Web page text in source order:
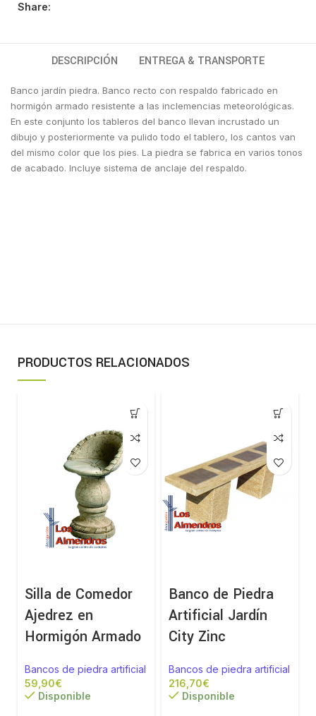
Share:
DESCRIPCIÓN ENTREGA & TRANSPORTE
Banco jardín piedra. Banco recto con respaldo fabricado en
hormigón armado resistente a las inclemencias meteorológicas.
En este conjunto los tableros del banco llevan incrustado un
dibujo y posteriormente va pulido todo el tablero, los cantos van
del mismo color que los pies. La piedra se fabrica en varios tonos
de acabado. Incluye sistema de anclaje del respaldo.
PRODUCTOS RELACIONADOS
Silla de Comedor
Ajedrez en
Hormigón Armado
Bancos de piedra artificial
€
Disponible
Banco de Piedra
Artificial Jardín
City Zinc
Bancos de piedra artificial
€
Disponible